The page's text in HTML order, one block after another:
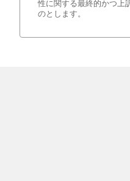
性に関する最終的かつ上
のとします。